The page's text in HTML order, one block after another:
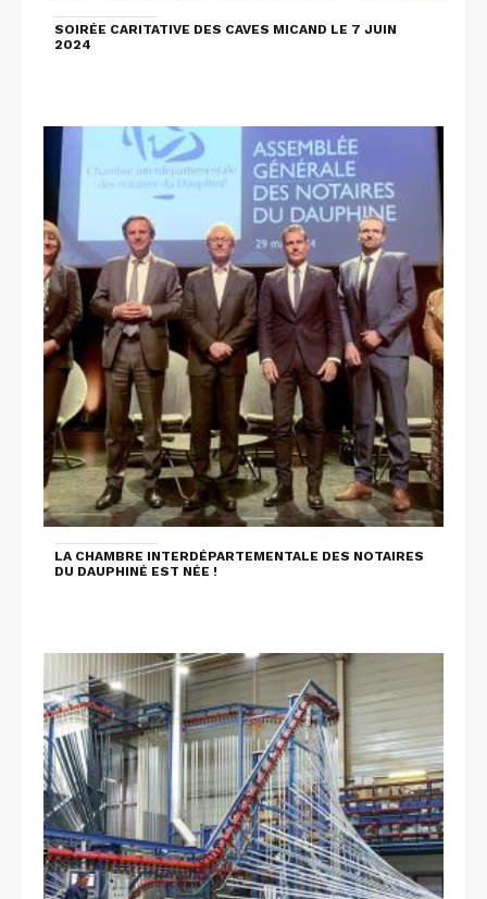
SOIRÉE CARITATIVE DES CAVES MICAND LE 7 JUIN
2024
LA CHAMBRE INTERDÉPARTEMENTALE DES NOTAIRES
DU DAUPHINÉ EST NÉE !